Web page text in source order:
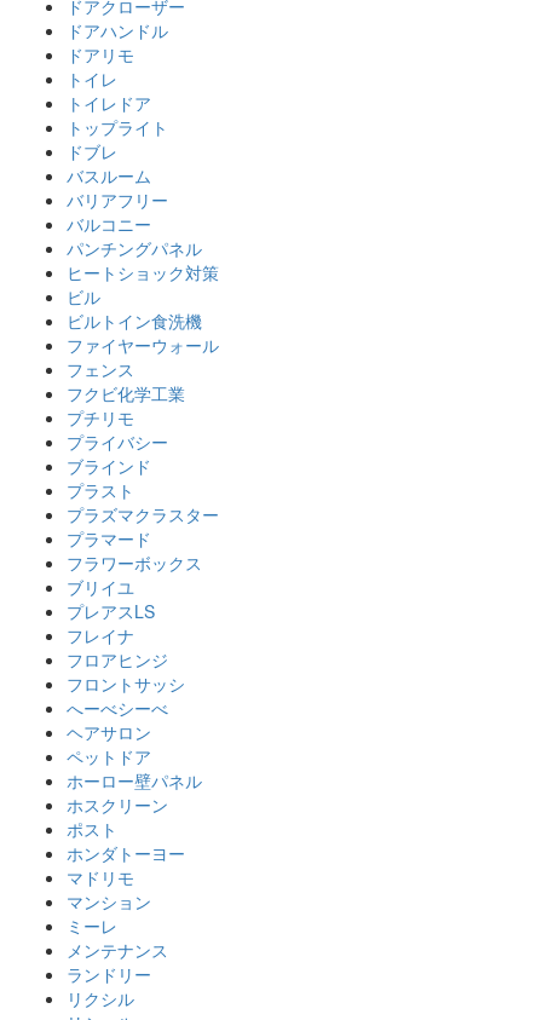
ドアクローザー
ドアハンドル
ドアリモ
トイレ
トイレドア
トップライト
ドブレ
バスルーム
バリアフリー
バルコニー
パンチングパネル
ヒートショック対策
ビル
ビルトイン食洗機
ファイヤーウォール
フェンス
フクビ化学工業
プチリモ
プライバシー
ブラインド
プラスト
プラズマクラスター
プラマード
フラワーボックス
ブリイユ
プレアスLS
フレイナ
フロアヒンジ
フロントサッシ
へーべシーべ
ヘアサロン
ペットドア
ホーロー壁パネル
ホスクリーン
ポスト
ホンダトーヨー
マドリモ
マンション
ミーレ
メンテナンス
ランドリー
リクシル